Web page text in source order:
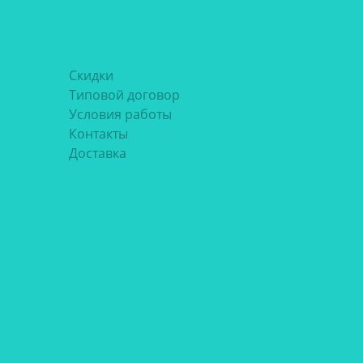
Скидки
Типовой договор
Условия работы
Контакты
Доставка